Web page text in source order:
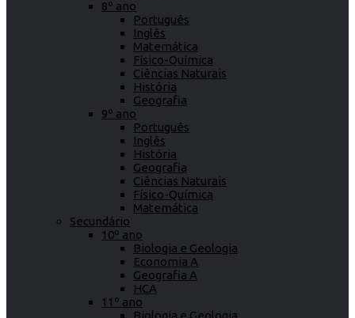
8º ano
Português
Inglês
Matemática
Físico-Química
Ciências Naturais
História
Geografia
9º ano
Português
Inglês
História
Geografia
Ciências Naturais
Físico-Química
Matemática
Secundário
10º ano
Biologia e Geologia
Economia A
Geografia A
HCA
11º ano